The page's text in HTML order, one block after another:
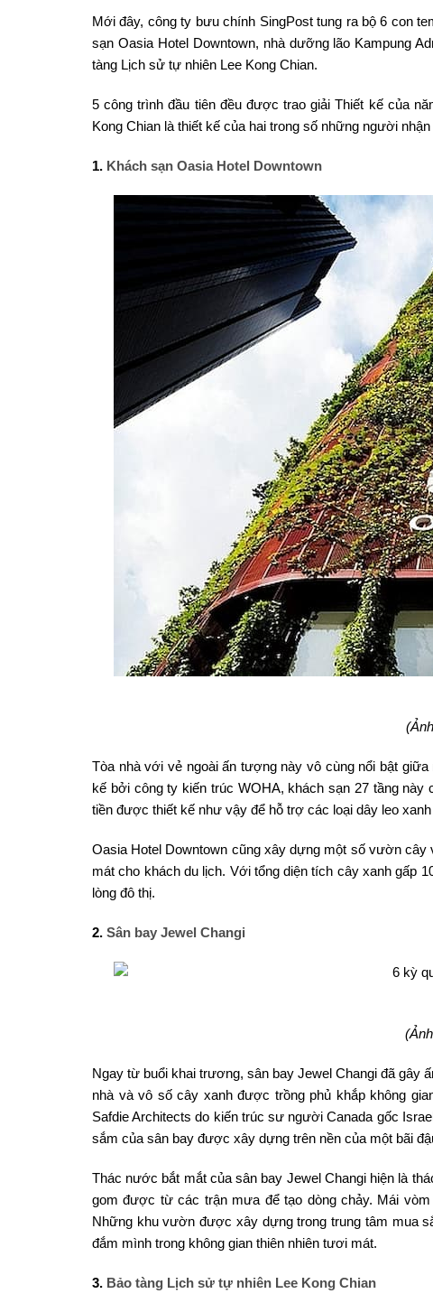
Mới đây, công ty bưu chính SingPost tung ra bộ 6 con
sạn Oasia Hotel Downtown, nhà dưỡng lão Kampung
tàng Lịch sử tự nhiên Lee Kong Chian.
5 công trình đầu tiên đều được trao giải Thiết kế của
Kong Chian là thiết kế của hai trong số những người nhận
1. Khách sạn Oasia Hotel Downtown
Tòa nhà với vẻ ngoài ấn tượng này vô cùng nổi bật
kế bởi công ty kiến trúc WOHA, khách sạn 27 tầng
tiền được thiết kế như vậy để hỗ trợ các loại dây leo
Oasia Hotel Downtown cũng xây dựng một số vườn
mát cho khách du lịch. Với tổng diện tích cây xanh gấp
lòng đô thị.
2. Sân bay Jewel Changi
Ngay từ buổi khai trương, sân bay Jewel Changi đã
nhà và vô số cây xanh được trồng phủ khắp không
Safdie Architects do kiến trúc sư người Canada gốc
sắm của sân bay được xây dựng trên nền của một bãi
Thác nước bắt mắt của sân bay Jewel Changi hiện là
gom được từ các trận mưa để tạo dòng chảy. Mái
Những khu vườn được xây dựng trong trung tâm mua
đắm mình trong không gian thiên nhiên tươi mát.
3. Bảo tàng Lịch sử tự nhiên Lee Kong Chian